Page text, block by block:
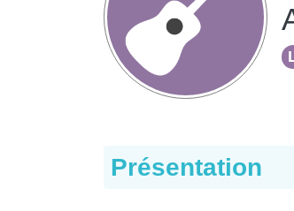
Présentation